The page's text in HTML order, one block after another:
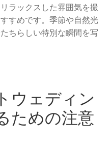
ラックスした雰囲気を撮
すめです。季節や自然光
ちらしい特別な瞬間を写
ウェディン
ための注意